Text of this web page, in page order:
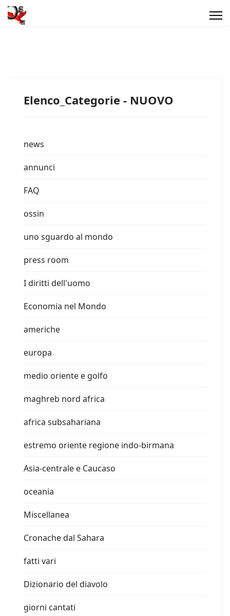
Elenco_Categorie - NUOVO
news
annunci
FAQ
ossin
uno sguardo al mondo
press room
I diritti dell'uomo
Economia nel Mondo
americhe
europa
medio oriente e golfo
maghreb nord africa
africa subsahariana
estremo oriente regione indo-birmana
Asia-centrale e Caucaso
oceania
Miscellanea
Cronache dal Sahara
fatti vari
Dizionario del diavolo
giorni cantati